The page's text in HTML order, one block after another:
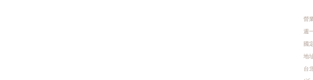
營
週
國
地
台